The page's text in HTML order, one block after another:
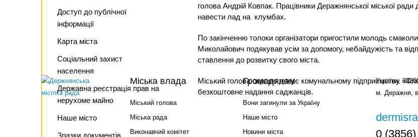
Доступ до публічної
інформації
Карта міста
Соціальний захист
населення
Державна реєстрація прав на
нерухоме майно
Наше місто
Зразки документів
голова Андрій Ковпак. Працівники Деражнянської міської ради
навести лад на клумбах.
По закінченню толоки організатори пригостили молодь
Миколайович подякував усім за допомогу, небайдужість та
ставлення до розвитку свого міста.
Міський голова окремо дякує комунальному підприємству
безкоштовне надання саджанців.
Міська влада
Міський голова
Міська рада
Виконавчий комітет
Громадянам
Вони загинули за Україну
Наше місто
Новини міста
Україна,
м. Деражня,
0